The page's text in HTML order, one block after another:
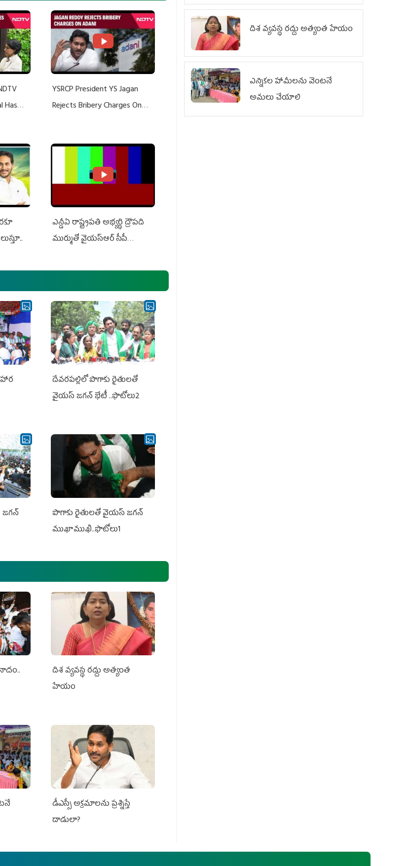
Has
YSRCP President YS Jagan
Rejects Bribery Charges On
ఎన్డీఏ రాష్ట్ర‌ప‌తి అభ్య‌ర్థి ద్రౌప‌ది
ముర్ముతో వైయ‌స్ఆర్ సీపీ
ఎమ్మెల్యేలు, ఎంపీల స‌మావేశం
దేవరపల్లిలో పొగాకు రైతులతో
వైయస్ జగన్ భేటీ ..ఫొటోలు2
పొగాకు రైతుల‌తో వైయ‌స్ జ‌గ‌న్
ముఖాముఖి..ఫొటోలు1
దిశ వ్యవస్థ రద్దు అత్యంత
హేయం
డీఎస్సీ అక్రమాలను ప్రశ్నిస్తే
దాడులా?
దిశ వ్యవస్థ రద్దు అత్యంత హేయం
ఎన్నికల హామీలను వెంటనే
అమలు చేయాలి